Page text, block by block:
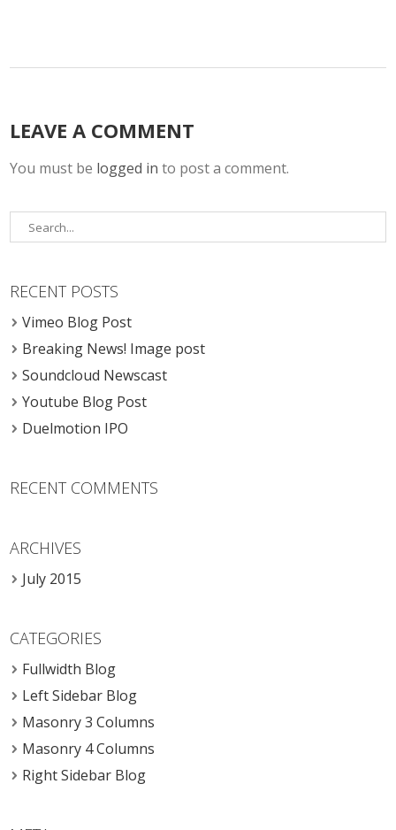
LEAVE A COMMENT
You must be logged in to post a comment.
RECENT POSTS
Vimeo Blog Post
Breaking News! Image post
Soundcloud Newscast
Youtube Blog Post
Duelmotion IPO
RECENT COMMENTS
ARCHIVES
July 2015
CATEGORIES
Fullwidth Blog
Left Sidebar Blog
Masonry 3 Columns
Masonry 4 Columns
Right Sidebar Blog